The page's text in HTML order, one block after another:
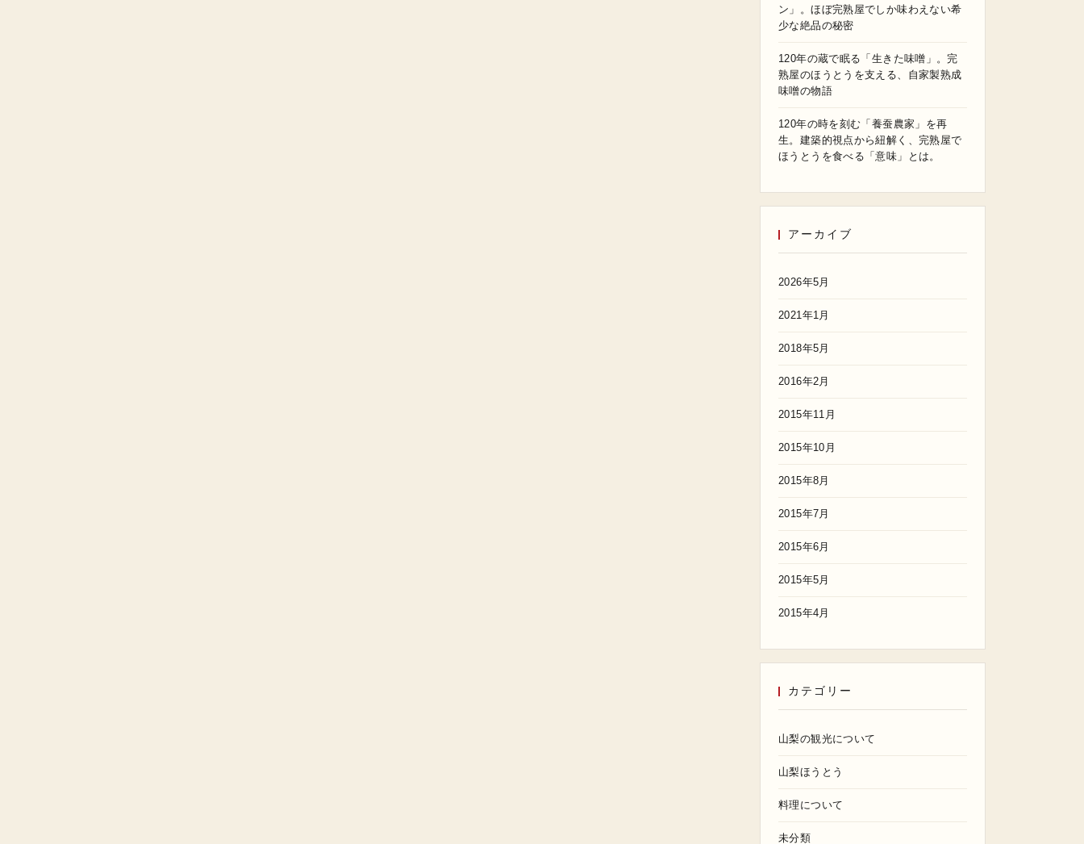
ン」。ほぼ完熟屋でしか味わえない希
少な絶品の秘密
120年の蔵で眠る「生きた味噌」。完
熟屋のほうとうを支える、自家製熟成
味噌の物語
120年の時を刻む「養蚕農家」を再
生。建築的視点から紐解く、完熟屋で
ほうとうを食べる「意味」とは。
アーカイブ
2026年5月
2021年1月
2018年5月
2016年2月
2015年11月
2015年10月
2015年8月
2015年7月
2015年6月
2015年5月
2015年4月
カテゴリー
山梨の観光について
山梨ほうとう
料理について
未分類